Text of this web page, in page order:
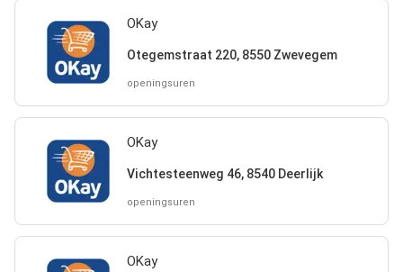
OKay
Otegemstraat 220, 8550 Zwevegem
openingsuren
OKay
Vichtesteenweg 46, 8540 Deerlijk
openingsuren
OKay